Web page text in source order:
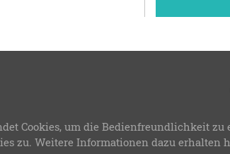
LFWB Theme Version 3.8-Bereitstellung:
Cookies, um die Bedienfreundlichkeit
zu. Weitere Informationen dazu erhalten